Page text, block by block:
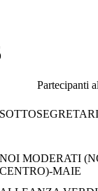
Partecipanti
NOI MODERATI
CENTRO)-MAIE